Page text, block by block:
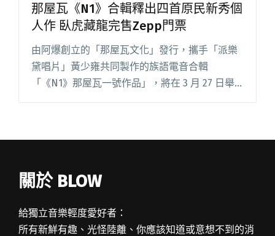
那屋瓦《N1》合輯釋出四首原民新秀個
人作 臥虎藏龍完售Zepp門票
由阿爆創立的「那屋瓦文化」發行，攜手「派樂
黛唱片」黃少雍共同製作的族語電音合輯
「《N1》那屋瓦一號作品」，將在 3 月 27 日舉
關於 BLOW
給獨立音樂輕度愛好者：
所有新鮮有趣、光怪陸離、你應該知道或意想不到的消